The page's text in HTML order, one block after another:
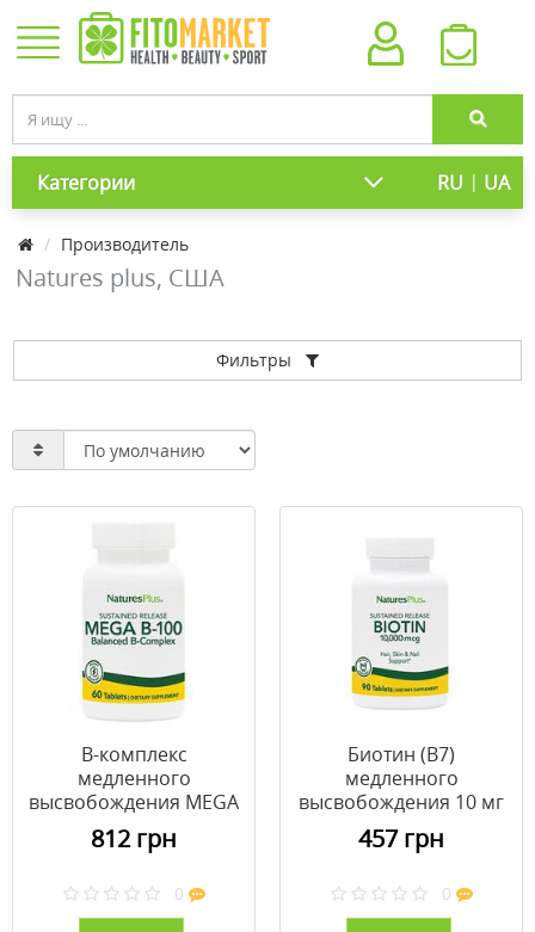
Категории RU | UA
Производитель
Natures plus, США
Фильтры
B-комплекс
медленного
высвобождения MEGA
В-100 Nature's Plus 60
таблеток
812 грн
0
Биотин (В7)
медленного
высвобождения 10 мг
(Biotin) Nature's Plus
90 таблеток
457 грн
0